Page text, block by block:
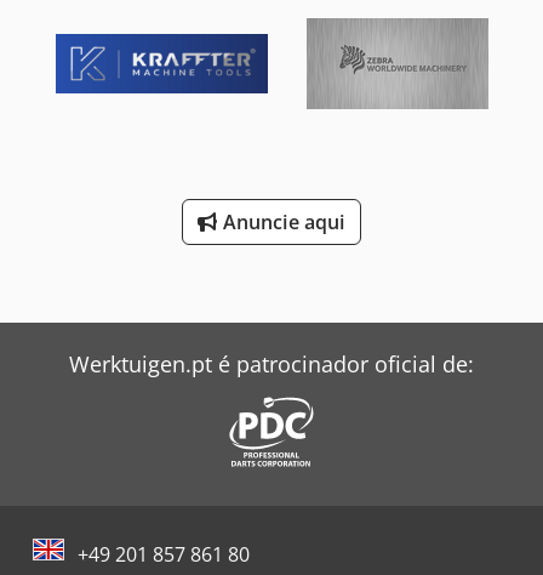
Anuncie aqui
Werktuigen.pt é patrocinador oficial de:
+49 201 857 861 80